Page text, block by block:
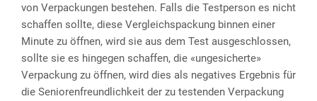
von Verpackungen bestehen. Falls die Testperson es nicht
schaffen sollte, diese Vergleichspackung binnen einer
Minute zu öffnen, wird sie aus dem Test ausgeschlossen,
sollte sie es hingegen schaffen, die «ungesicherte»
Verpackung zu öffnen, wird dies als negatives Ergebnis für
die Seniorenfreundlichkeit der zu testenden Verpackung